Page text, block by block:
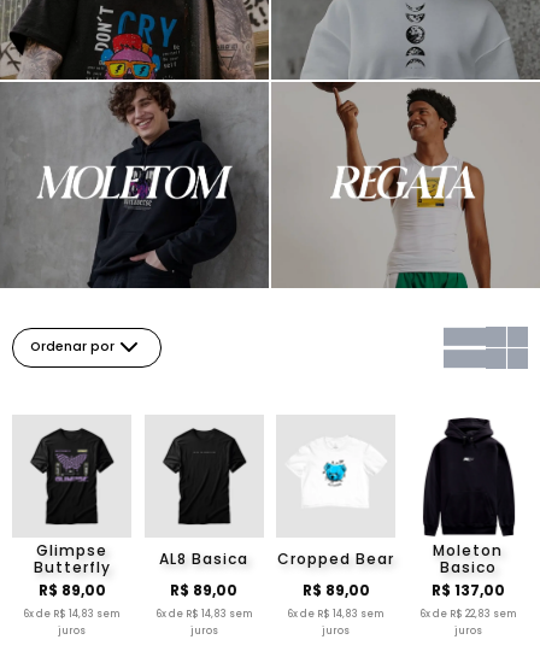
Ordenar por
Glimpse
Butterfly
R$ 89,00
6x de R$ 14,83 sem
juros
AL8 Basica
R$ 89,00
6x de R$ 14,83 sem
juros
Cropped Bear
R$ 89,00
6x de R$ 14,83 sem
juros
Moleton
Basico
R$ 137,00
6x de R$ 22,83 sem
juros